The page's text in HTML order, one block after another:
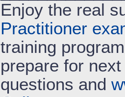
Enjoy the real
Practitioner
training
prepare for
questions and